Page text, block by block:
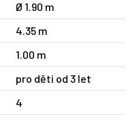
Ø 1.90 m
4.35 m
1.00 m
pro děti od 3 let
4